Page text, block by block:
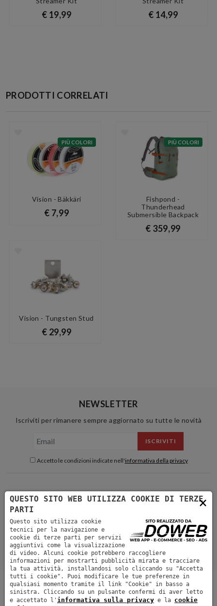
€ 19,99 € 14,99
PRODOTTI CORRELATI
PIÙ COLORI
Vision - Bäkkäri
€ 7,99
PIÙ COLORI
Fishpond -
Thunderhead
Submersible Backpack
€ 359,99
Vision - Tungsten Stud
€ 29,99
NEWSLETTER
Iscriviti per rimanere sempre aggiornato su tutte le novità
ISCRIVITI
Accetto le condizioni indicate nell'informativa della privacy
Shop Experience Blog Video About
Contatti
Collaborazioni
Ordini e spedizioni
×
QUESTO SITO WEB UTILIZZA COOKIE DI TERZE
PARTI
Questo sito utilizza cookie
tecnici per la navigazione e
cookie di terze parti per servizi
aggiuntivi come la visualizzazione
di video. Alcuni cookie potrebbero raccogliere
informazioni per mostrarti pubblicità mirata e tracciare
la tua attività, installandosi solo cliccando su "Accetta
tutti i cookie". Puoi modificare le tue preferenze in
qualsiasi momento tramite il link "Cookie" in basso a
sinistra. Cliccando su un pulsante confermi di aver letto
e accettato l' informativa sulla privacy e la cookie